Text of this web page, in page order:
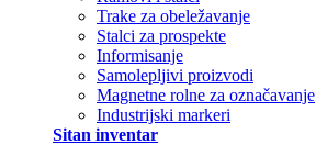
Trake za obeležavanje
Stalci za prospekte
Informisanje
Samolepljivi proizvodi
Magnetne rolne za označavanje
Industrijski markeri
Sitan inventar